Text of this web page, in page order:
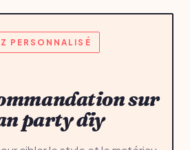
PERSONNALISÉ
sur
party diy